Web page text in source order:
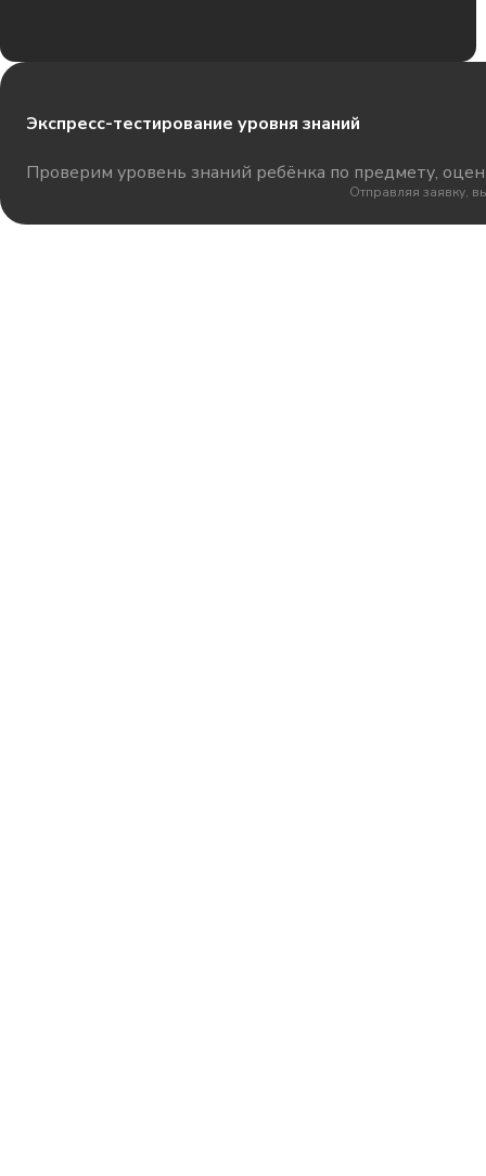
Экспресс-тестирование уровня знаний
Проверим уровень знаний ребёнка по предмету,
Отправляя заявку,